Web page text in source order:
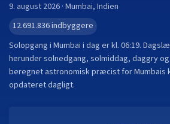
9. august 2026 · Mumbai, Indien
12.691.836indbyggere
Solopgang i Mumbai i dag er kl. 06:19.
herunder solnedgang, solmiddag, daggry
beregnet astronomisk præcist forMumbais
opdateret dagligt.